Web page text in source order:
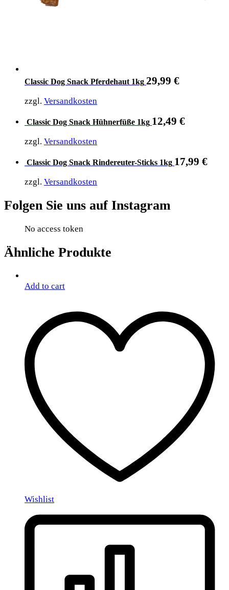
Classic Dog Snack Pferdehaut 1kg 29,99 €
zzgl. Versandkosten
Classic Dog Snack Hühnerfüße 1kg 12,49 €
zzgl. Versandkosten
Classic Dog Snack Rindereuter-Sticks 1kg 17,99 €
zzgl. Versandkosten
Folgen Sie uns auf Instagram
No access token
Ähnliche Produkte
Add to cart
Wishlist